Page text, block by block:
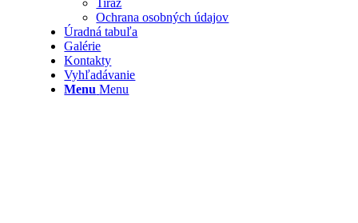
Tiráž
Ochrana osobných údajov
Úradná tabuľa
Galérie
Kontakty
Vyhľadávanie
Menu Menu